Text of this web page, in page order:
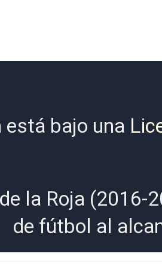
está bajo una
la Roja (2016-
de fútbol al